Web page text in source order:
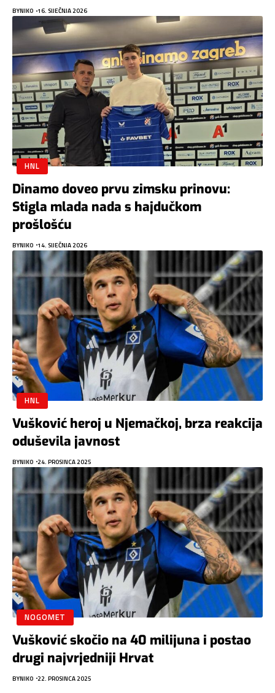
BYNIKO 16. SIJEČNJA 2026
HNL
Dinamo doveo prvu zimsku prinovu:
Stigla mlada nada s hajdučkom
prošlošću
BYNIKO 14. SIJEČNJA 2026
HNL
Vušković heroj u Njemačkoj, brza reakcija
oduševila javnost
BYNIKO 24. PROSINCA 2025
NOGOMET
Vušković skočio na 40 milijuna i postao
drugi najvrjedniji Hrvat
BYNIKO 22. PROSINCA 2025